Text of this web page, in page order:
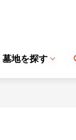
墓地を探す